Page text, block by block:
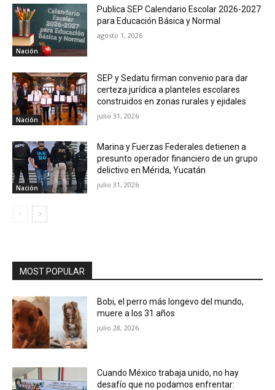
Nación
Publica SEP Calendario Escolar 2026-2027
para Educación Básica y Normal
agosto 1, 2026
Nación
SEP y Sedatu firman convenio para dar
certeza jurídica a planteles escolares
construidos en zonas rurales y ejidales
julio 31, 2026
Nación
Marina y Fuerzas Federales detienen a
presunto operador financiero de un grupo
delictivo en Mérida, Yucatán
julio 31, 2026
MOST POPULAR
Bobi, el perro más longevo del mundo,
muere a los 31 años
julio 28, 2026
Cuando México trabaja unido, no hay
desafío que no podamos enfrentar: